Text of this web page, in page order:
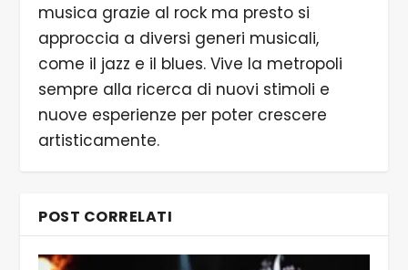
musica grazie al rock ma presto si
approccia a diversi generi musicali,
come il jazz e il blues. Vive la metropoli
sempre alla ricerca di nuovi stimoli e
nuove esperienze per poter crescere
artisticamente.
POST CORRELATI